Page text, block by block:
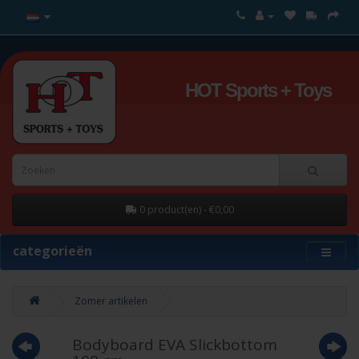
HOT Sports + Toys
0 product(en) - €0,00
categorieën
Zomer artikelen
Bodyboard EVA Slickbottom